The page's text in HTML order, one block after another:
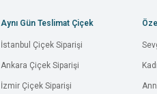
Aynı Gün Teslimat Çiçek
İstanbul Çiçek Siparişi
Ankara Çiçek Siparişi
İzmir Çiçek Siparişi